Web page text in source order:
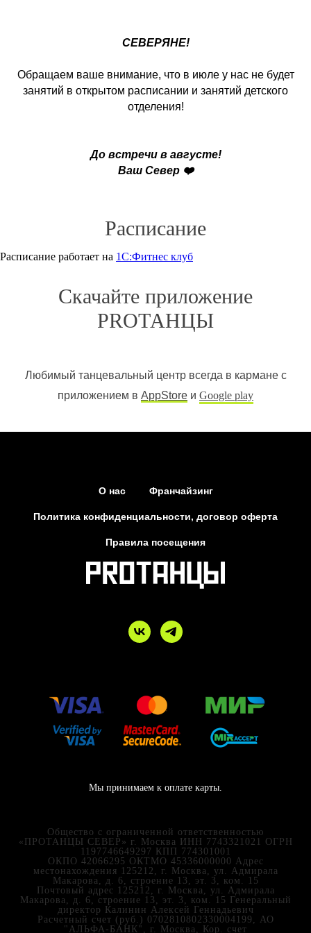
СЕВЕРЯНЕ!
Обращаем ваше внимание, что в июле у нас не будет
занятий в открытом расписании и занятий детского
отделения!
До встречи в августе!
Ваш Север ❤️
Расписание
Расписание работает на 1С:Фитнес клуб
Скачайте приложение
PROТАНЦЫ
Любимый танцевальный центр всегда в кармане с
приложением в AppStore и Google play
О нас Франчайзинг
Политика конфиденциальности, договор оферта
Правила посещения
Мы принимаем к оплате карты.
Общество с ограниченной ответственностью
«ПРОТАНЦЫ СЕВЕР» г. Москва ИНН 7743321021 ОГРН
1197746649297 КПП 774301001
ОКПО 42066295 ОКТМО 45336000000 Адрес
местонахождения 125212, г. Москва, ул. Адмирала
Макарова, д. 6, строение 13, эт. 3, ком. 15
Почтовый адрес 125212, г. Москва, ул. Адмирала
Макарова, д. 6, строение 13, эт. 3, ком. 15 Генеральный
директор Калинин Алексей Геннадьевич
Расчетный счет (руб.) 0702810802330004199, АО
"АЛЬФА-БАНК", г. Москва, Кор. счет